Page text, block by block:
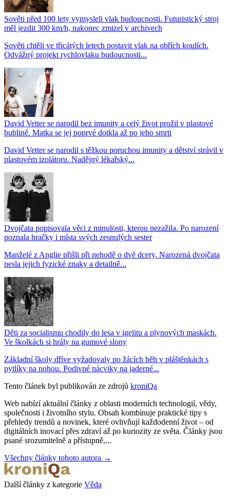
Sověti před 100 lety vymysleli vlak budoucnosti. Futuristický stroj
měl jezdit 300 km/h, nakonec zmizel v archivech
Sověti chtěli ve třicátých letech postavit vlak na obřích koulích.
Odvážný projekt rychlovlaku budoucnosti...
David Vetter se narodil bez imunity a celý život prožil v plastové
bublině. Matka se jej poprvé dotkla až po jeho smrti
David Vetter se narodil s těžkou poruchou imunity a dětství strávil v
plastovém izolátoru. Nadějný lékařský...
Dvojčata popisovala věci z minulosti, kterou nezažila. Po narození
poznala hračky i místa svých zesnulých sester
Manželé z Anglie přišli při nehodě o dvě dcery. Narozená dvojčata
nesla jejich fyzické znaky a detailně...
Děti za socialismu chodily do lesa v igelitu a plynových maskách.
Ve školkách si hrály na gumové slony
Základní školy dříve vyžadovaly po žácích běh v pláštěnkách s
pytlíky na nohou. Podivné nácviky na jaderné...
Tento článek byl publikován ze zdrojů kroniQa
Web nabízí aktuální články z oblasti moderních technologií, vědy,
společnosti i životního stylu. Obsah kombinuje praktické tipy s
přehledy trendů a novinek, které ovlivňují každodenní život – od
digitálních inovací přes zdraví až po kuriozity ze světa. Články jsou
psané srozumitelně a přístupně,...
Všechny články tohoto autora →
Další články z kategorie Věda